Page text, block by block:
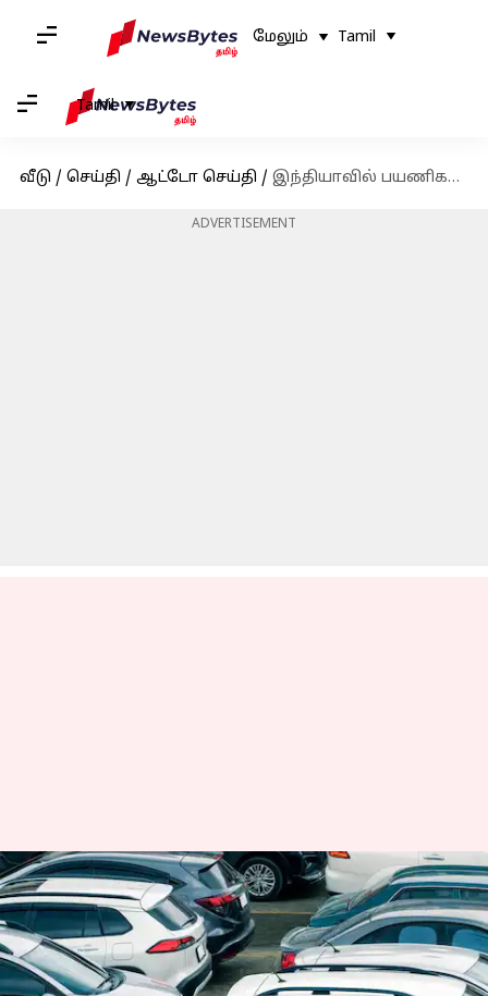
மேலும் Tamil
Tamil
வீடு / செய்தி / ஆட்டோ செய்தி / இந்தியாவில் பயணிகள் வாகன விற்பனை ஆண்டுக்கு ஆண்டு 28.6% அதிகரித்துள்ளது
ADVERTISEMENT
இந்தியாவில் பயணிகள்
வாகன விற்பனை
ஆண்டுக்கு ஆண்டு 28.6%
அதிகரித்துள்ளது